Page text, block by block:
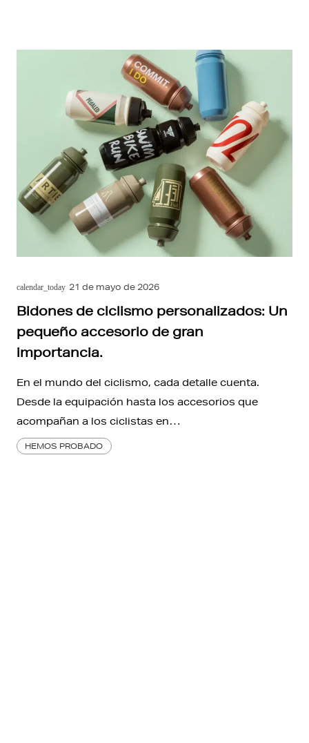
calendar_today 21 de mayo de 2026
Bidones de ciclismo personalizados: Un
pequeño accesorio de gran
importancia.
En el mundo del ciclismo, cada detalle cuenta.
Desde la equipación hasta los accesorios que
acompañan a los ciclistas en…
HEMOS PROBADO